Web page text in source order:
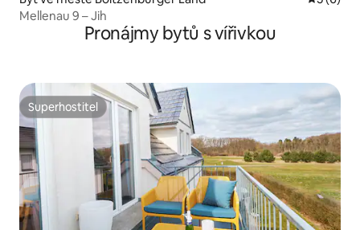
Mellenau 9 – Jih
Pronájmy bytů s vířivkou
Superhostitel
Superhostitel